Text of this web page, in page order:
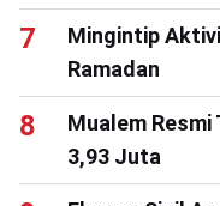
Mingintip
Ramadan
Mualem Resmi
3,93 Juta